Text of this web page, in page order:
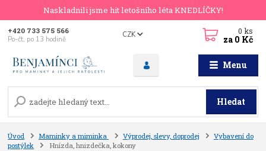
Naskladnili jsme hit letošního léta KNEDLÍČKY!
Menu
CZK
Hledat
+420 733 575 566
Po-čt, po 13 hodině
0ks
za 0 Kč
Úvod Maminky a miminka Výprodej, slevy, doprodej
Vybavení do
postýlek
Hnízda, hnizdečka, kokony